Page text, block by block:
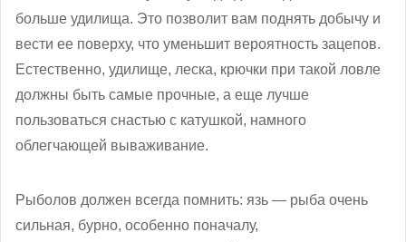
больше удилища. Это позволит вам поднять добычу и
вести ее поверху, что уменьшит вероятность зацепов.
Естественно, удилище, леска, крючки при такой ловле
должны быть самые прочные, а еще лучше
пользоваться снастью с катушкой, намного
облегчающей вываживание.
Рыболов должен всегда помнить: язь — рыба очень
сильная, бурно, особенно поначалу,